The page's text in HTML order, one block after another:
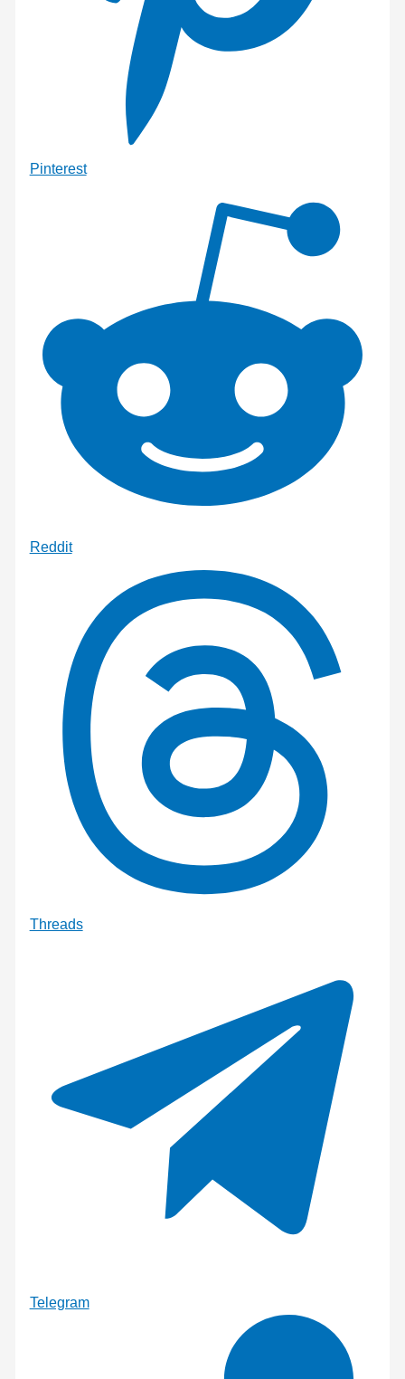
Pinterest
Reddit
Threads
Telegram